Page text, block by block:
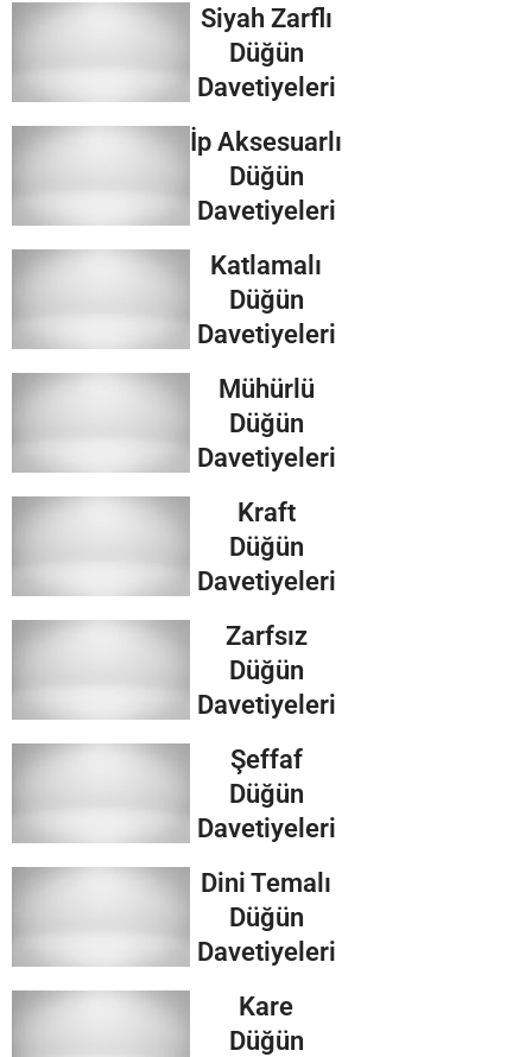
Siyah Zarflı
Düğün
Davetiyeleri
İp Aksesuarlı
Düğün
Davetiyeleri
Katlamalı
Düğün
Davetiyeleri
Mühürlü
Düğün
Davetiyeleri
Kraft
Düğün
Davetiyeleri
Zarfsız
Düğün
Davetiyeleri
Şeffaf
Düğün
Davetiyeleri
Dini Temalı
Düğün
Davetiyeleri
Kare
Düğün